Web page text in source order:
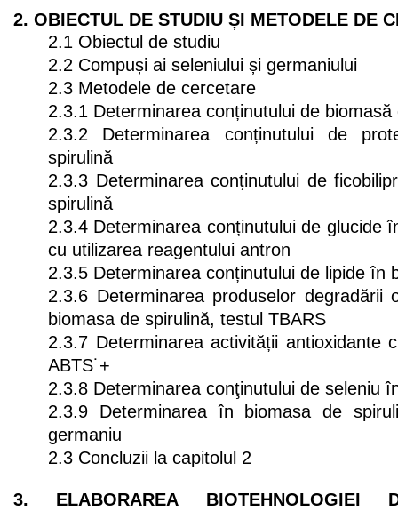
2. OBIECTUL DE STUDIU ȘI METODELE DE
2.1 Obiectul de studiu
2.2 Compuși ai seleniului și germaniului
2.3 Metodele de cercetare
2.3.1 Determinarea conținutului de biomasă
2.3.2 Determinarea conținutului de
spirulină
2.3.3 Determinarea conținutului de
spirulină
2.3.4 Determinarea conținutului de glucide
cu utilizarea reagentului antron
2.3.5 Determinarea conținutului de lipide în
2.3.6 Determinarea produselor degradării
biomasa de spirulină, testul TBARS
2.3.7 Determinarea activității antioxidante
ABTS˙+
2.3.8 Determinarea conţinutului de seleniu
2.3.9 Determinarea în biomasa de
germaniu
2.3 Concluzii la capitolul 2
3. ELABORAREA BIOTEHNOLOGIEI